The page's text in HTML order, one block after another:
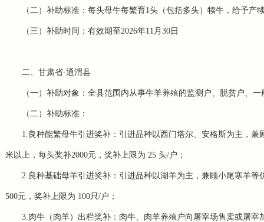
（二）补助标准：每头母牛每繁育1头（包括多头）犊牛，给予产
（三）补助时间：有效期至2026年11月30日
二、甘肃省-通渭县
（一）补助对象：全县范围内从事牛羊养殖的监测户、脱贫户、
（二）补助标准：
1.良种能繁母牛引进奖补：引进品种以西门塔尔、安格斯为主，兼
米以上，每头奖补2000元，奖补上限为 25 头/户；
2.良种基础母羊引进奖补：引进品种以湖羊为主，兼顾小尾寒羊
500元，奖补上限为 100只/户；
3.肉牛（肉羊）出栏奖补：肉牛、肉羊养殖户向屠宰场售卖或屠